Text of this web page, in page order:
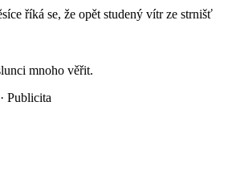
říká se, že opět studený vítr ze strnišť
mnoho věřit.
· Publicita